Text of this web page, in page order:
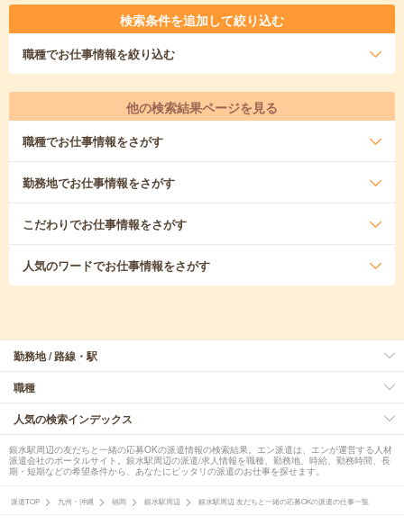
検索条件を追加して絞り込む
職種でお仕事情報を絞り込む
他の検索結果ページを見る
職種でお仕事情報をさがす
勤務地でお仕事情報をさがす
こだわりでお仕事情報をさがす
人気のワードでお仕事情報をさがす
勤務地 / 路線・駅
職種
人気の検索インデックス
銀水駅周辺の友だちと一緒の応募OKの派遣情報の検索結果。エン派遣は、エンが運営する人材
派遣会社のポータルサイト。銀水駅周辺の派遣/求人情報を職種、勤務地、時給、勤務時間、長
期・短期などの希望条件から、あなたにピッタリの派遣のお仕事を探せます。
派遣TOP 九州・沖縄 福岡 銀水駅周辺 銀水駅周辺 友だちと一緒の応募OKの派遣の仕事一覧